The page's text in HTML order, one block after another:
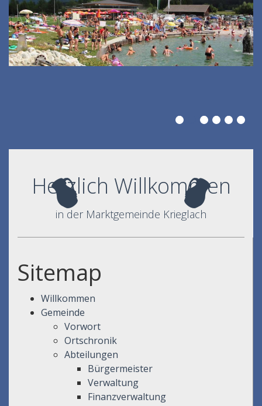
Herzlich Willkommen
in der Marktgemeinde Krieglach
Sitemap
Willkommen
Gemeinde
Vorwort
Ortschronik
Abteilungen
Bürgermeister
Verwaltung
Finanzverwaltung